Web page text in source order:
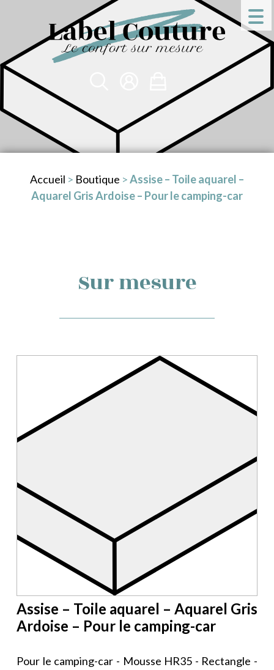
Accueil > Boutique >Assise – Toile aquarel –
Aquarel Gris Ardoise – Pour le camping-car
Sur mesure
Assise – Toile aquarel – Aquarel Gris
Ardoise – Pour le camping-car
Pour le camping-car - Mousse HR35 - Rectangle -